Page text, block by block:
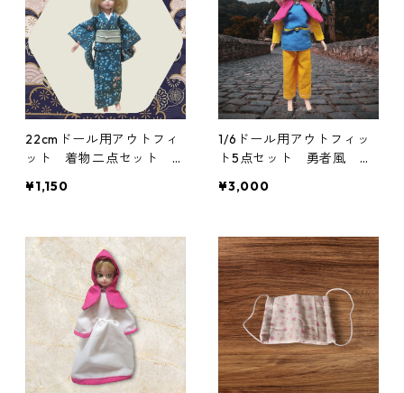
22cmドール用アウトフィ
ット 着物二点セット 青
ック クール系
¥1,150
1/6ドール用アウトフィッ
ト5点セット 勇者風 一
¥3,000